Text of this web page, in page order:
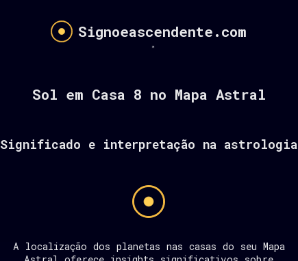
Signoeascendente.com
Sol em Casa 8 no Mapa Astral
Significado e interpretação na astrologia
A localização dos planetas nas casas do seu Mapa